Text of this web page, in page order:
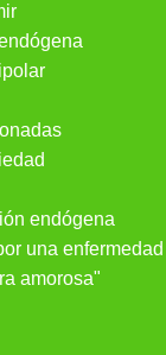
endógena
una
amorosa"